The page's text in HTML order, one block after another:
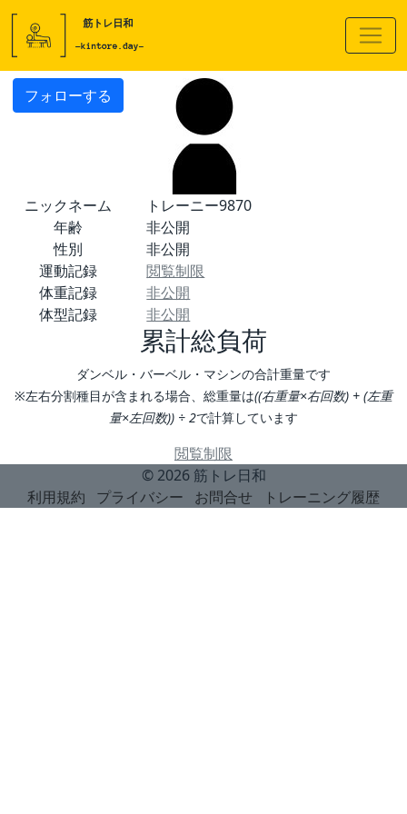
フォローする
ニックネーム
トレーニー9870
年齢
非公開
性別
非公開
運動記録
閲覧制限
体重記録
非公開
体型記録
非公開
累計総負荷
ダンベル・バーベル・マシンの合計重量です
※左右分割種目が含まれる場合、総重量は((右重量×右回数) + (左重
量×左回数)) ÷ 2で計算しています
閲覧制限
© 2026 筋トレ日和
利用規約
プライバシー お問合せ トレーニング履歴